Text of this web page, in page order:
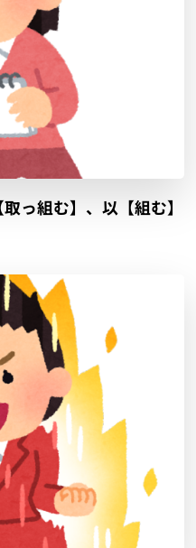
っ組む】、以【組む】